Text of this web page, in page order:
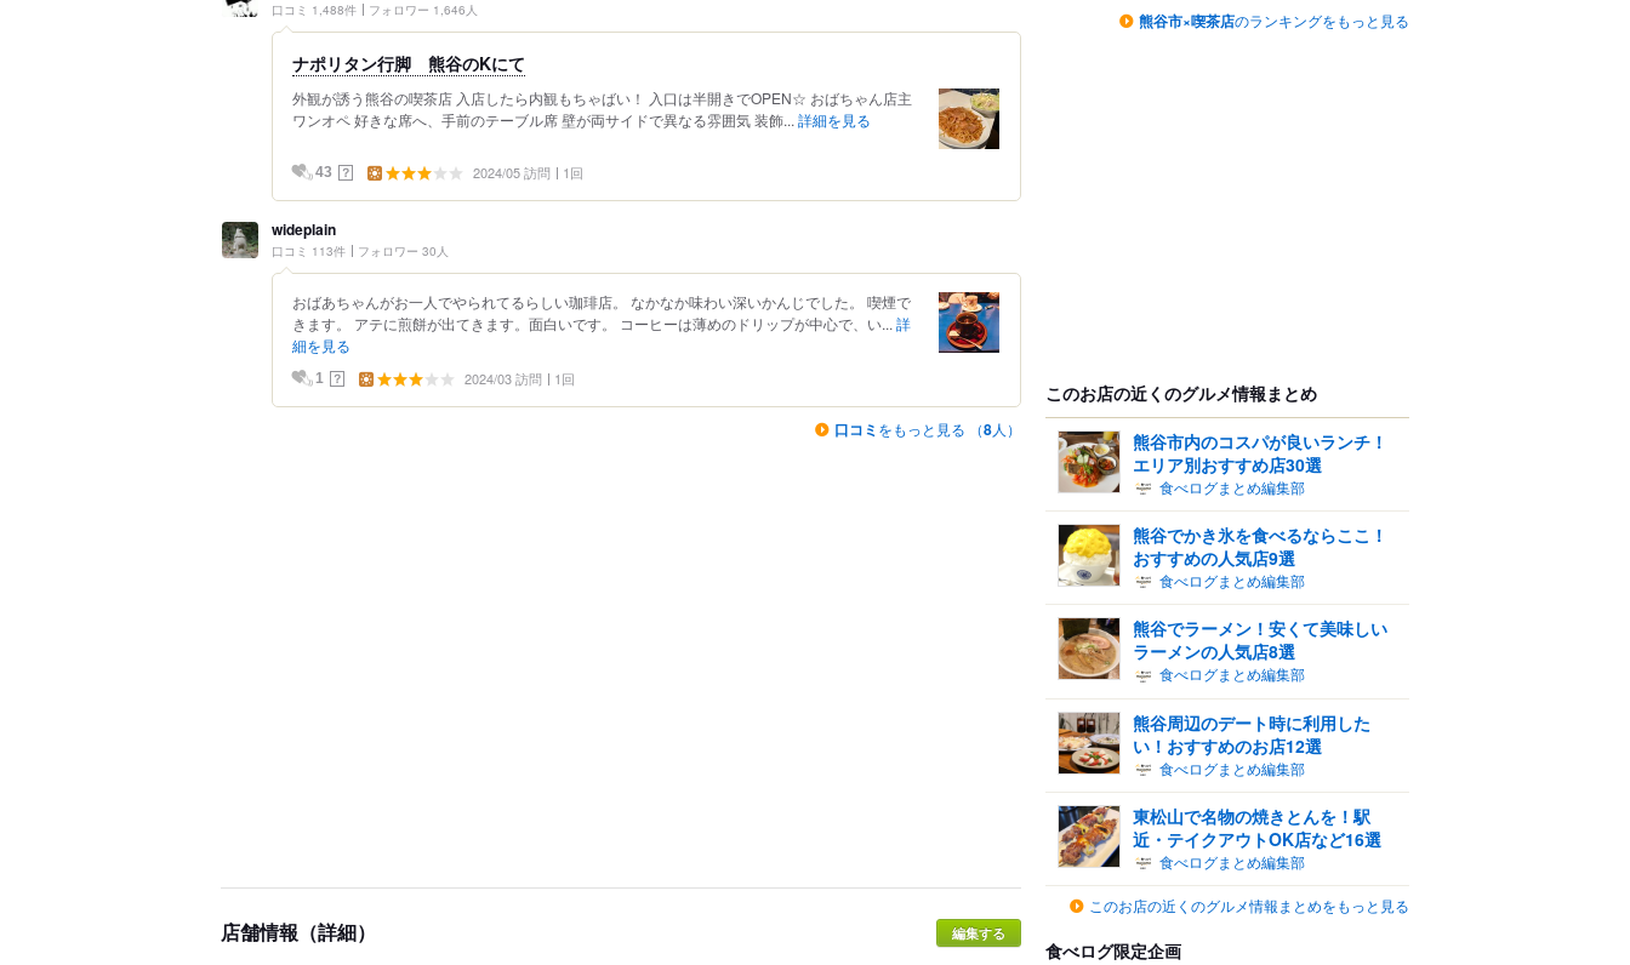
口コミ 1,488件 フォロワー 1,646人
ナポリタン行脚 熊谷のKにて
外観が誘う熊谷の喫茶店 入店したら内観もちゃばい！ 入口は半開きでOPEN☆ おばちゃん店主
ワンオペ 好きな席へ、手前のテーブル席 壁が両サイドで異なる雰囲気 装飾... 詳細を見る
43 ？ 2024/05 訪問 1回
wideplain
口コミ 113件 フォロワー 30人
おばあちゃんがお一人でやられてるらしい珈琲店。 なかなか味わい深いかんじでした。 喫煙で
きます。 アテに煎餅が出てきます。面白いです。 コーヒーは薄めのドリップが中心で、い... 詳
細を見る
1 ？ 2024/03 訪問 1回
口コミ をもっと見る （8人）
店舗情報（詳細）
熊谷市×喫茶店のランキングをもっと見る
このお店の近くのグルメ情報まとめ
熊谷市内のコスパが良いランチ！
エリア別おすすめ店30選
食べログまとめ編集部
熊谷でかき氷を食べるならここ！
おすすめの人気店9選
食べログまとめ編集部
熊谷でラーメン！安くて美味しい
ラーメンの人気店8選
食べログまとめ編集部
熊谷周辺のデート時に利用した
い！おすすめのお店12選
食べログまとめ編集部
東松山で名物の焼きとんを！駅
近・テイクアウトOK店など16選
食べログまとめ編集部
このお店の近くのグルメ情報まとめをもっと見る
食べログ限定企画